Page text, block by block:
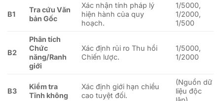
B1
Tra cứu Văn
bản Gốc
Xác nhận tính pháp lý
hiện hành của quy
hoạch.
1/5000,
1/2000,
1/500
B2
Phân tích
Chức
năng/Ranh
giới
Xác định rủi ro Thu hồi
Chiến lược.
1/5000,
1/2000
B3
Kiểm tra
Tĩnh không
Xác định giới hạn chiều
cao tuyệt đối.
(Nguồn dữ
liệu độc